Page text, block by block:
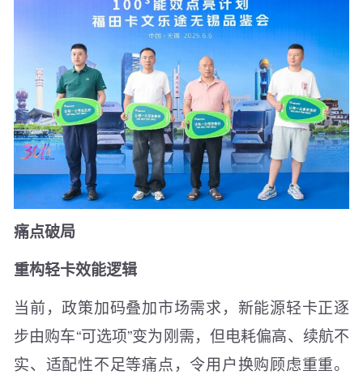
痛点破局
重构轻卡效能逻辑
当前，政策加码叠加市场需求，新能源轻卡正逐
步由购车“可选项”变为刚需，但电耗偏高、续航不
实、适配性不足等痛点，令用户换购顾虑重重。